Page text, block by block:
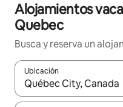
Alojamientos
Quebec
Busca y reserva un
Ubicación
Cuando los resultados